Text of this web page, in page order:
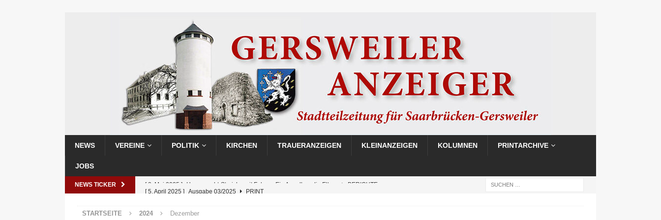
NEWS VEREINE POLITIK KIRCHEN TRAUERANZEIGEN KLEINANZEIGEN KOLUMNEN PRINTARCHIVE
JOBS
NEWS TICKER [ 5. April 2025 ] Ausgabe 03/2025 PRINT
STARTSEITE 2024 Dezember